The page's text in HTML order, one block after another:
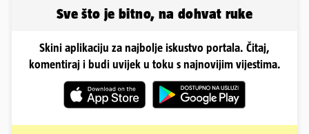
Sve što je bitno, na dohvat ruke
Skini aplikaciju za najbolje iskustvo portala. Čitaj,
komentiraj i budi uvijek u toku s najnovijim vijestima.